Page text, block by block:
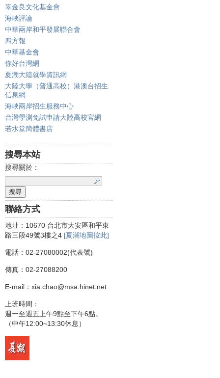
辜金良文化基金會
海峽評論
中華兩岸和平發展聯合會
四方報
中華基金會
你好台灣網
夏潮大陸就學資訊網
大陸大學（普通高校）港澳台招生
信息網
海峽兩岸招生服務中心
台灣學測免試申請大陸高校官網
若水堂簡體書店
搜尋本站
搜尋關於：
聯絡方式
地址：10670 台北市大安區和平東
路三段49號3樓之4 [夏潮地圖按此]
電話：02-27080002(代表號)
傳真：02-27088200
E-mail：xia.chao@msa.hinet.net
上班時間：
週一至週五上午9點至下午6點。
（中午12:00~13:30休息）